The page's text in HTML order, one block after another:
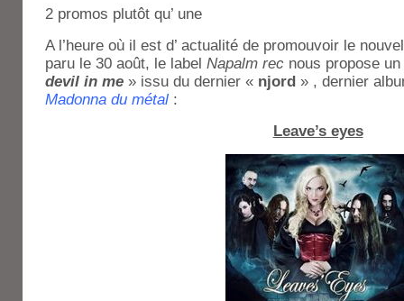
2 promos plutôt qu’ une
A l’heure où il est d’ actualité de promouvoir le
paru le 30 août, le label Napalm rec nous propose
devil in me » issu du dernier « njord » , dernier
Madonna du métal :
Leave’s eyes